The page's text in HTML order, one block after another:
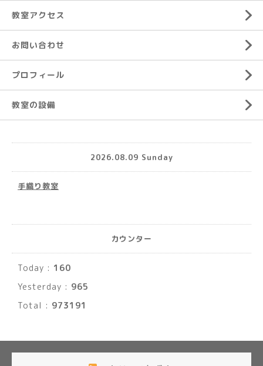
教室アクセス
お問い合わせ
プロフィール
教室の設備
2026.08.09 Sunday
手織り教室
カウンター
Today : 160
Yesterday : 965
Total : 973191